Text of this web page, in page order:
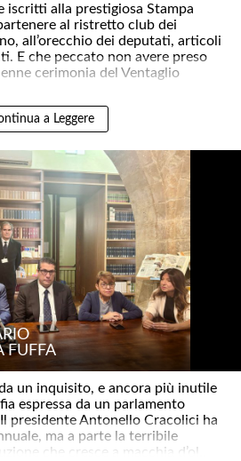
iscritti alla prestigiosa Stampa
al ristretto club dei
all’orecchio dei deputati, articoli
E che peccato non avere preso
cerimonia del Ventaglio
a Leggere
FUFFA
un inquisito, e ancora più inutile
espressa da un parlamento
presidente Antonello Cracolici ha
ma a parte la terribile
che cresce a macchia d’ol..